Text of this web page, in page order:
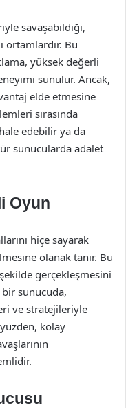
savaşabildiği,
ortamlardır. Bu
yüksek değerli
sunulur. Ancak,
elde etmesine
sırasında
edebilir ya da
sunucularda adalet
Oyun
hiçe sayarak
olanak tanır. Bu
gerçekleşmesini
sunucuda,
ve stratejileriyle
kolay